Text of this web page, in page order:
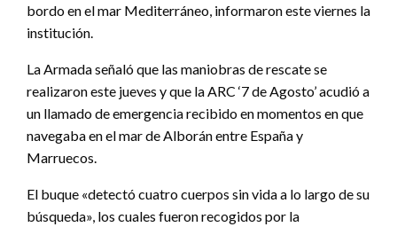
bordo en el mar Mediterráneo, informaron este viernes la
institución.
La Armada señaló que las maniobras de rescate se
realizaron este jueves y que la ARC ‘7 de Agosto’ acudió a
un llamado de emergencia recibido en momentos en que
navegaba en el mar de Alborán entre España y
Marruecos.
El buque «detectó cuatro cuerpos sin vida a lo largo de su
búsqueda», los cuales fueron recogidos por la